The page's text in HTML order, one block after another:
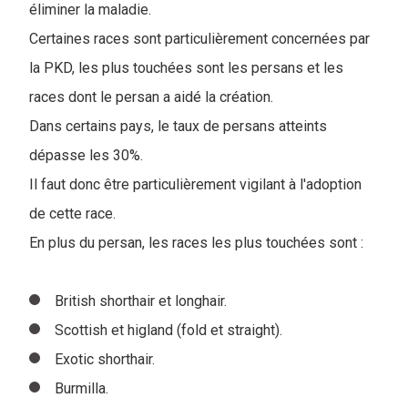
éliminer la maladie.
Certaines races sont particulièrement concernées par
la PKD, les plus touchées sont les persans et les
races dont le persan a aidé la création.
Dans certains pays, le taux de persans atteints
dépasse les 30%.
Il faut donc être particulièrement vigilant à l'adoption
de cette race.
En plus du persan, les races les plus touchées sont :
British shorthair et longhair.
Scottish et higland (fold et straight).
Exotic shorthair.
Burmilla.